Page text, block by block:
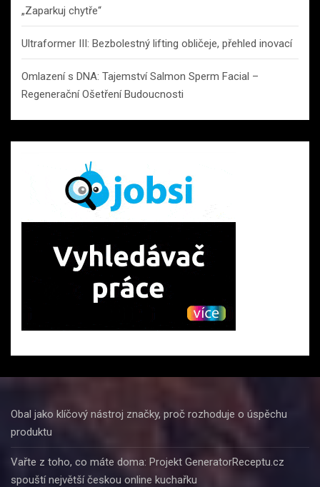
„Zaparkuj chytře“
Ultraformer III: Bezbolestný lifting obličeje, přehled inovací
Omlazení s DNA: Tajemství Salmon Sperm Facial –
Regenerační Ošetření Budoucnosti
Obal jako klíčový nástroj značky, proč rozhoduje o úspěchu
produktu
Vařte z toho, co máte doma: Projekt GeneratorReceptu.cz
spouští největší českou online kuchařku